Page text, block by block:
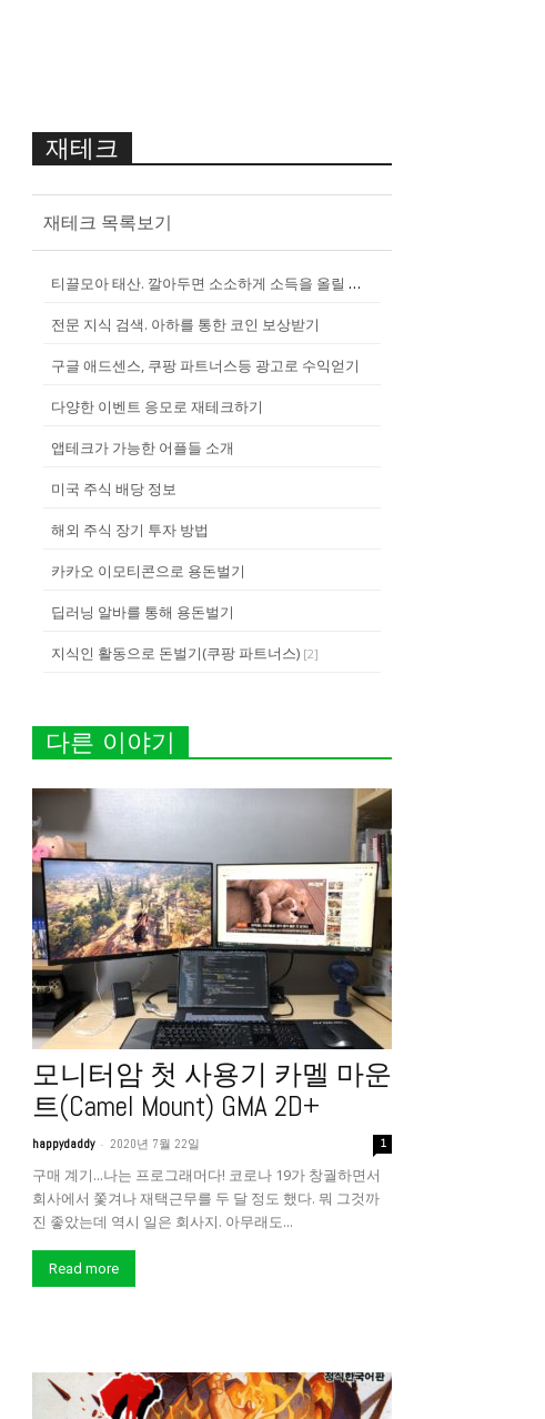
재테크
재테크 목록보기
티끌모아 태산. 깔아두면 소소하게 소득을 올릴 수 있는 앱
전문 지식 검색. 아하를 통한 코인 보상받기
구글 애드센스, 쿠팡 파트너스등 광고로 수익얻기
다양한 이벤트 응모로 재테크하기
앱테크가 가능한 어플들 소개
미국 주식 배당 정보
해외 주식 장기 투자 방법
카카오 이모티콘으로 용돈벌기
딥러닝 알바를 통해 용돈벌기
지식인 활동으로 돈벌기(쿠팡 파트너스) [2]
다른 이야기
모니터암 첫 사용기 카멜 마운
트(Camel Mount) GMA 2D+
happydaddy - 2020년 7월 22일 1
구매 계기...나는 프로그래머다! 코로나 19가 창궐하면서
회사에서 쫓겨나 재택근무를 두 달 정도 했다. 뭐 그것까
진 좋았는데 역시 일은 회사지. 아무래도...
Read more